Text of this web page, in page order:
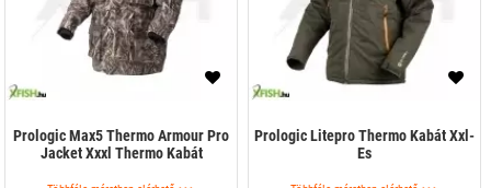
Prologic Max5 Thermo Armour Pro
Jacket Xxxl Thermo Kabát
Prologic Litepro Thermo Kabát Xxl-
Es